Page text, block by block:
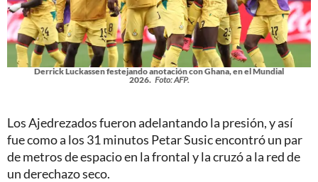
Derrick Luckassen festejando anotación con Ghana, en el Mundial
2026. Foto: AFP.
Los Ajedrezados fueron adelantando la presión, y así
fue como a los 31 minutos Petar Susic encontró un par
de metros de espacio en la frontal y la cruzó a la red de
un derechazo seco.